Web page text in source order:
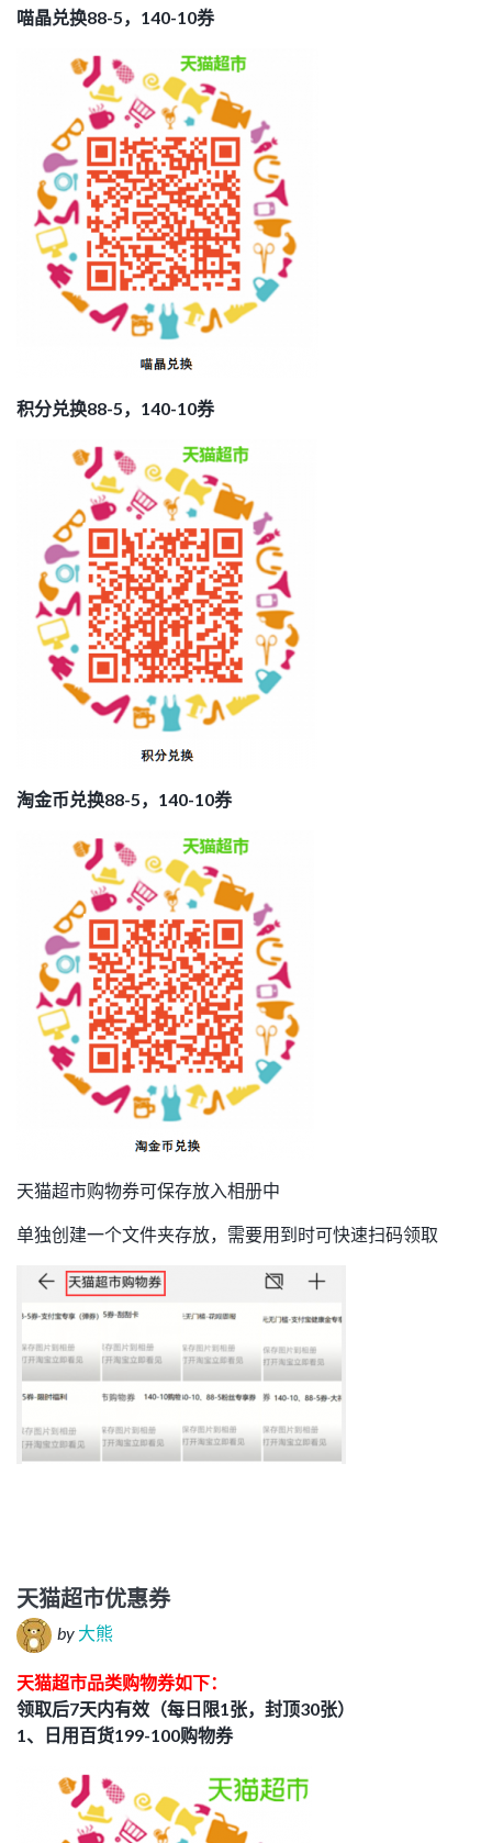
喵晶兑换88-5，140-10券
积分兑换88-5，140-10券
淘金币兑换88-5，140-10券
天猫超市购物券可保存放入相册中
单独创建一个文件夹存放，需要用到时可快速扫码领取
天猫超市优惠券
by 大熊
天猫超市品类购物券如下：
领取后7天内有效（每日限1张，封顶30张）
1、日用百货199-100购物券